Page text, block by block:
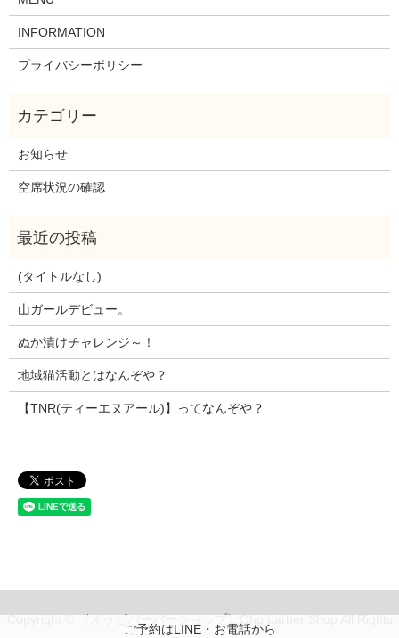
INFORMATION
プライバシーポリシー
お知らせ
空席状況の確認
(タイトルなし)
山ガールデビュー。
ぬか漬けチャレンジ～！
地域猫活動とはなんぞや？
【TNR(ティーエヌアール)】ってなんぞや？
ご予約はLINE・お電話から
Copyright © 〈オッピバーバーショップ〉Ohp barber Shop All Rights